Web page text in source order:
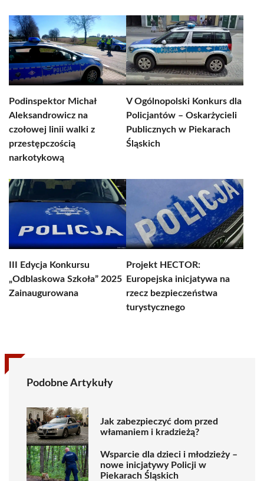
Podinspektor Michał
Aleksandrowicz na
czołowej linii walki z
przestępczością
narkotykową
V Ogólnopolski Konkurs dla
Policjantów – Oskarżycieli
Publicznych w Piekarach
Śląskich
III Edycja Konkursu
„Odblaskowa Szkoła” 2025
Zainaugurowana
Projekt HECTOR:
Europejska inicjatywa na
rzecz bezpieczeństwa
turystycznego
Podobne Artykuły
Jak zabezpieczyć dom przed
włamaniem i kradzieżą?
Wsparcie dla dzieci i młodzieży –
nowe inicjatywy Policji w
Piekarach Śląskich